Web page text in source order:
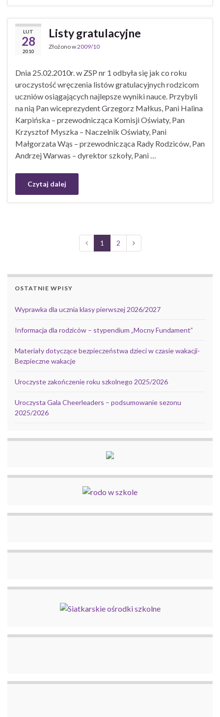
LUT
28
2010
Listy gratulacyjne
Złożono w2009/10
Dnia 25.02.2010r. w ZSP nr 1 odbyła się jak co roku
uroczystość wręczenia listów gratulacyjnych rodzicom
uczniów osiągających najlepsze wyniki nauce. Przybyli
na nią Pan wiceprezydent Grzegorz Małkus, Pani Halina
Karpińska – przewodnicząca Komisji Oświaty, Pan
Krzysztof Myszka – Naczelnik Oświaty, Pani
Małgorzata Wąs – przewodnicząca Rady Rodziców, Pan
Andrzej Warwas – dyrektor szkoły, Pani …
Czytaj dalej
1 2
OSTATNIE WPISY
Wyprawka dla ucznia klasy pierwszej 2026/2027
Informacja dla rodziców – stypendium „Mocny Fundament”
Materiały dotyczące bezpieczeństwa dzieci w czasie wakacji-
Bezpieczne wakacje
Uroczyste zakończenie roku szkolnego 2025/2026
Uroczysta Gala Cheerleaders – podsumowanie sezonu
2025/2026